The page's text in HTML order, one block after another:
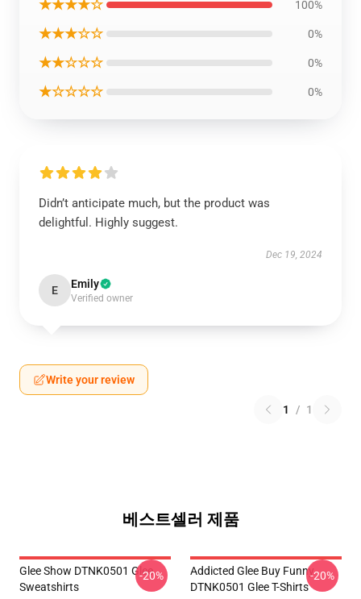
★★★★☆ 100%
★★★☆☆ 0%
★★☆☆☆ 0%
★☆☆☆☆ 0%
Didn’t anticipate much, but the product was
delightful. Highly suggest.
Dec 19, 2024
E Emily
Verified owner
Write your review
1 / 1
베스트셀러 제품
Glee Show DTNK0501 Glee
Sweatshirts
-20%
Addicted Glee Buy Funny
DTNK0501 Glee T-Shirts
-20%